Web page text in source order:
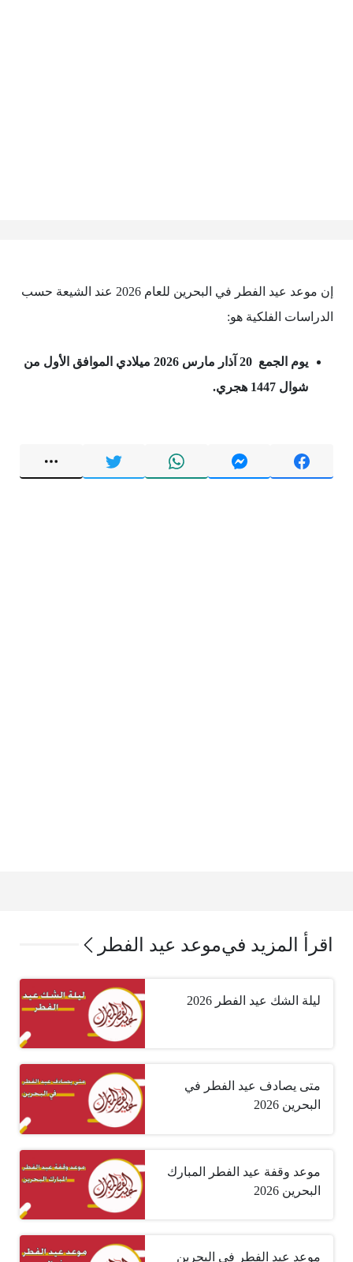
إن موعد عيد الفطر في البحرين للعام 2026 عند الشيعة حسب
الدراسات الفلكية هو:
يوم الجمع 20 آذار مارس 2026 ميلادي الموافق الأول من
شوال 1447 هجري.
اقرأ المزيد فيموعد عيد الفطر
ليلة الشك عيد الفطر 2026
متى يصادف عيد الفطر في
البحرين 2026
موعد وقفة عيد الفطر المبارك
البحرين 2026
موعد عيد الفطر في البحرين